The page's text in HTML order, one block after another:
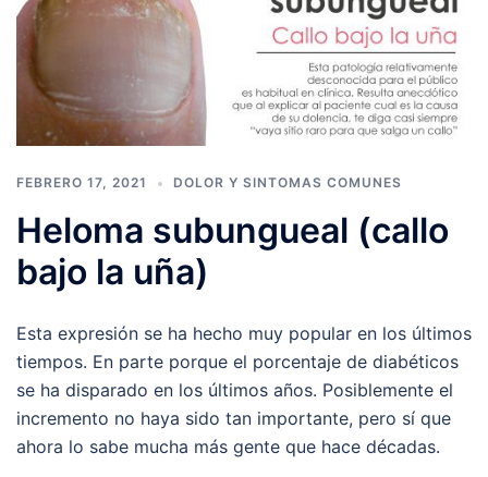
FEBRERO 17, 2021 DOLOR Y SINTOMAS COMUNES
Heloma subungueal (callo
bajo la uña)
Esta expresión se ha hecho muy popular en los últimos
tiempos. En parte porque el porcentaje de diabéticos
se ha disparado en los últimos años. Posiblemente el
incremento no haya sido tan importante, pero sí que
ahora lo sabe mucha más gente que hace décadas.